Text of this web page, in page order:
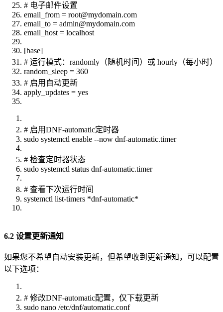
# 电子邮件设置
email_from = root@mydomain.com
email_to = admin@mydomain.com
email_host = localhost
[base]
# 运行模式：randomly（随机时间）或 hourly（每小时）
random_sleep = 360
# 启用自动更新
apply_updates = yes
# 启用DNF-automatic定时器
sudo systemctl enable --now dnf-automatic.timer
# 检查定时器状态
sudo systemctl status dnf-automatic.timer
# 查看下次运行时间
systemctl list-timers *dnf-automatic*
6.2 设置更新通知
如果您不希望自动安装更新，但希望收到更新通知，可以配置
以下选项：
# 修改DNF-automatic配置，仅下载更新
sudo nano /etc/dnf/automatic.conf